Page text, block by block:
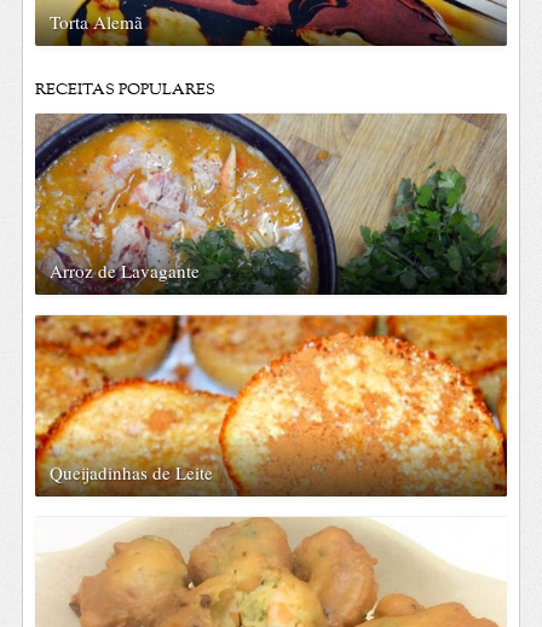
Torta Alemã
RECEITAS POPULARES
Arroz de Lavagante
Queijadinhas de Leite